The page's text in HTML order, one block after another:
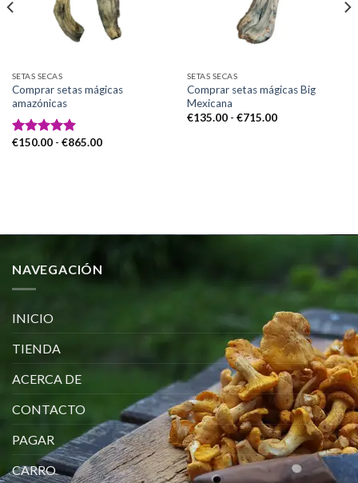
SETAS SECAS
Comprar setas mágicas
amazónicas
Valorado
€150.00 - €865.00Rango
SETAS SECAS
Comprar setas mágicas Big
Mexicana
€135.00 - €715.00Rango
NAVEGACIÓN
INICIO
TIENDA
ACERCA DE
CONTACTO
PAGAR
CARRO